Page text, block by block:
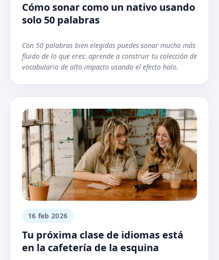
Cómo sonar como un nativo usando
solo 50 palabras
Con 50 palabras bien elegidas puedes sonar mucho más
fluido de lo que eres: aprende a construir tu colección de
vocabulario de alto impacto usando el efecto halo.
16 feb 2026
Tu próxima clase de idiomas está
en la cafetería de la esquina